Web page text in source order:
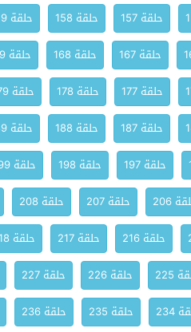
حلقة 157 حلقة 158 حلقة 159
حلقة 167 حلقة 168 حلقة 169
حلقة 177 حلقة 178 حلقة 179
حلقة 187 حلقة 188 حلقة 189
حلقة 197 حلقة 198 حلقة 199
206 حلقة 207 حلقة 208
حلقة 216 حلقة 217 حلقة 218
225 حلقة 226 حلقة 227
234 حلقة 235 حلقة 236